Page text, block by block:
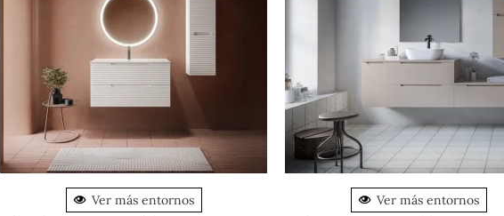
Ver más entornos Ver más entornos